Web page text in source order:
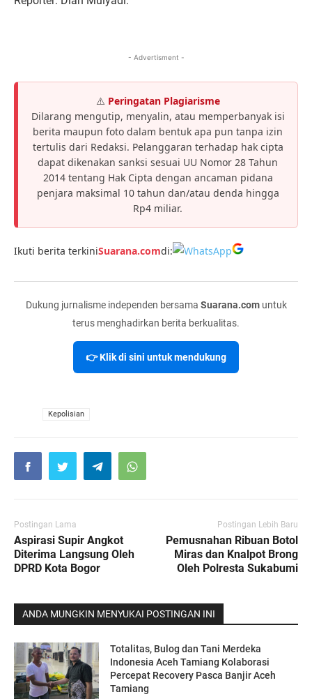
- Advertisment -
⚠️ Peringatan Plagiarisme
Dilarang mengutip, menyalin, atau memperbanyak isi
berita maupun foto dalam bentuk apa pun tanpa izin
tertulis dari Redaksi. Pelanggaran terhadap hak cipta
dapat dikenakan sanksi sesuai UU Nomor 28 Tahun
2014 tentang Hak Cipta dengan ancaman pidana
penjara maksimal 10 tahun dan/atau denda hingga
Rp4 miliar.
Ikuti berita terkiniSuarana.comdi:
Dukung jurnalisme independen bersama Suarana.comuntuk
terus menghadirkan berita berkualitas.
👉 Klik di sini untuk mendukung
Kepolisian
Postingan Lama
Aspirasi Supir Angkot
Diterima Langsung Oleh
DPRD Kota Bogor
Postingan Lebih Baru
Pemusnahan Ribuan Botol
Miras dan Knalpot Brong
Oleh Polresta Sukabumi
ANDA MUNGKIN MENYUKAI POSTINGAN INI
Totalitas, Bulog dan Tani Merdeka
Indonesia Aceh Tamiang Kolaborasi
Percepat Recovery Pasca Banjir Aceh
Tamiang